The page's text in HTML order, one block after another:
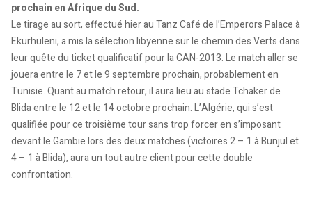
prochain en Afrique du Sud.
Le tirage au sort, effectué hier au Tanz Café de l’Emperors Palace à
Ekurhuleni, a mis la sélection libyenne sur le chemin des Verts dans
leur quête du ticket qualificatif pour la CAN-2013. Le match aller se
jouera entre le 7 et le 9 septembre prochain, probablement en
Tunisie. Quant au match retour, il aura lieu au stade Tchaker de
Blida entre le 12 et le 14 octobre prochain. L’Algérie, qui s’est
qualifiée pour ce troisième tour sans trop forcer en s’imposant
devant le Gambie lors des deux matches (victoires 2 – 1 à Bunjul et
4 – 1 à Blida), aura un tout autre client pour cette double
confrontation.